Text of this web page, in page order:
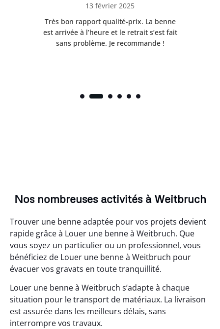
13 février 2025
Très bon rapport qualité-prix. La benne
est arrivée à l’heure et le retrait s’est fait
sans problème. Je recommande !
Nos nombreuses activités à Weitbruch
Trouver une benne adaptée pour vos projets devient
rapide grâce à Louer une benne à Weitbruch. Que
vous soyez un particulier ou un professionnel, vous
bénéficiez de Louer une benne à Weitbruch pour
évacuer vos gravats en toute tranquillité.
Louer une benne à Weitbruch s’adapte à chaque
situation pour le transport de matériaux. La livraison
est assurée dans les meilleurs délais, sans
interrompre vos travaux.